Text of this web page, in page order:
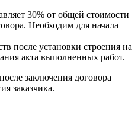
30% от общей стоимости
Необходим для начала
после установки строения на
акта выполненных работ.
заключения договора
заказчика.